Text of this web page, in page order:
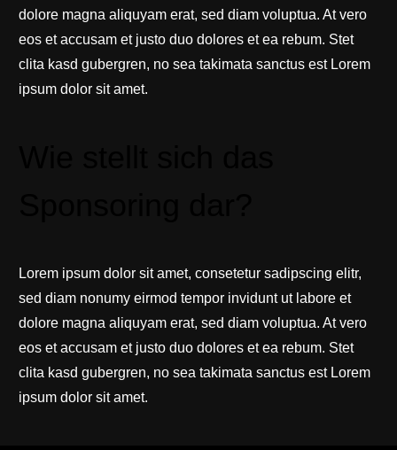
dolore magna aliquyam erat, sed diam voluptua. At vero
eos et accusam et justo duo dolores et ea rebum. Stet
clita kasd gubergren, no sea takimata sanctus est Lorem
ipsum dolor sit amet.
Lorem ipsum dolor sit amet, consetetur sadipscing elitr,
sed diam nonumy eirmod tempor invidunt ut labore et
dolore magna aliquyam erat, sed diam voluptua. At vero
eos et accusam et justo duo dolores et ea rebum. Stet
clita kasd gubergren, no sea takimata sanctus est Lorem
ipsum dolor sit amet.